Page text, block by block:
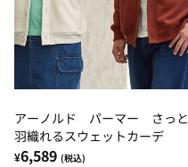
アーノルド パーマー さっと
羽織れるスウェットカーデ
¥6,589 (税込)